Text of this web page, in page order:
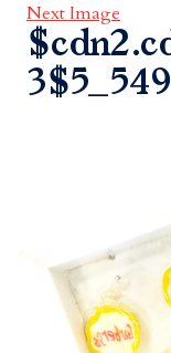
Next Image